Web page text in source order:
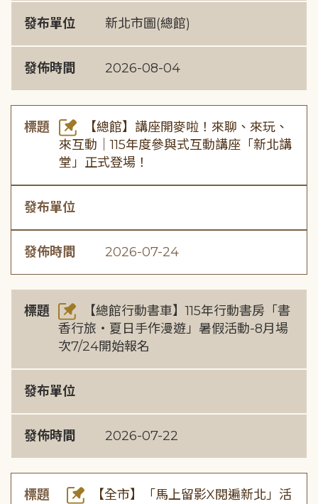
發布單位 新北市圖(總館)
發佈時間 2026-08-04
標題
【總館】講座開麥啦！來聊、來玩、
來互動｜115年度參與式互動講座「新北講
堂」正式登場！
發布單位
發佈時間 2026-07-24
標題
【總館行動書車】115年行動書房「書
香行旅・夏日手作漫遊」暑假活動-8月場
次7/24開始報名
發布單位
發佈時間 2026-07-22
標題
【全市】「馬上留影X閱遍新北」活